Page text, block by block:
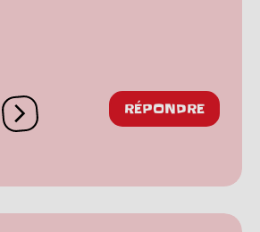
Ouvrir les réactions
RÉPONDRE